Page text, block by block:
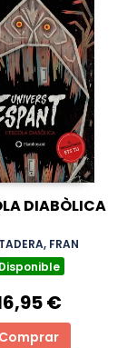
DIABÒLICA
FRAN
Disponible
€
Comprar